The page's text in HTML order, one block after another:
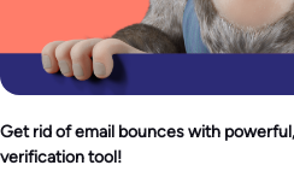
Get rid of email bounces with
verification tool!